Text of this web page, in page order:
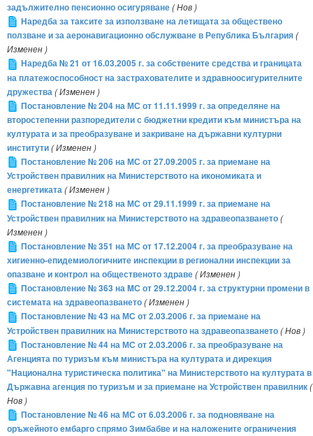
задължително пенсионно осигуряване( Нов )
Наредба за таксите за използване на летищата за обществено
ползване и за аеронавигационно обслужване в Република България(
Изменен )
Наредба № 21 от 16.03.2005 г. за собствените средства и границата
на платежоспособност на застрахователите и здравноосигурителните
дружества( Изменен )
Постановление № 204 на МС от 11.11.1999 г. за определяне на
второстепенни разпоредители с бюджетни кредити към министъра на
културата и за преобразуване и закриване на държавни културни
институти( Изменен )
Постановление № 206 на МС от 27.09.2005 г. за приемане на
Устройствен правилник на Министерството на икономиката и
енергетиката( Изменен )
Постановление № 218 на МС от 29.11.1999 г. за приемане на
Устройствен правилник на Министерството на здравеопазването(
Изменен )
Постановление № 351 на МС от 17.12.2004 г. за преобразуване на
хигиенно-епидемиологичните инспекции в регионални инспекции за
опазване и контрол на общественото здраве( Изменен )
Постановление № 363 на MС от 29.12.2004 г. за структурни промени в
системата на здравеопазването( Изменен )
Постановление № 43 на МС от 2.03.2006 г. за приемане на
Устройствен правилник на Министерството на здравеопазването( Нов )
Постановление № 44 на МС от 2.03.2006 г. за преобразуване на
Агенцията по туризъм към министъра на културата и дирекция
"Национална туристическа политика" на Министерството на културата в
Държавна агенция по туризъм и за приемане на Устройствен правилник(
Нов )
Постановление № 46 на МС от 6.03.2006 г. за подновяване на
оръжейното ембарго спрямо Зимбабве и на наложените ограничения